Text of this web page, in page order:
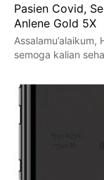
Pasien Covid,
Anlene Gold 5X
semoga kalian